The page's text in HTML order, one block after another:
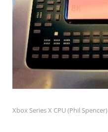
Xbox Series X CPU (Phil Spencer)